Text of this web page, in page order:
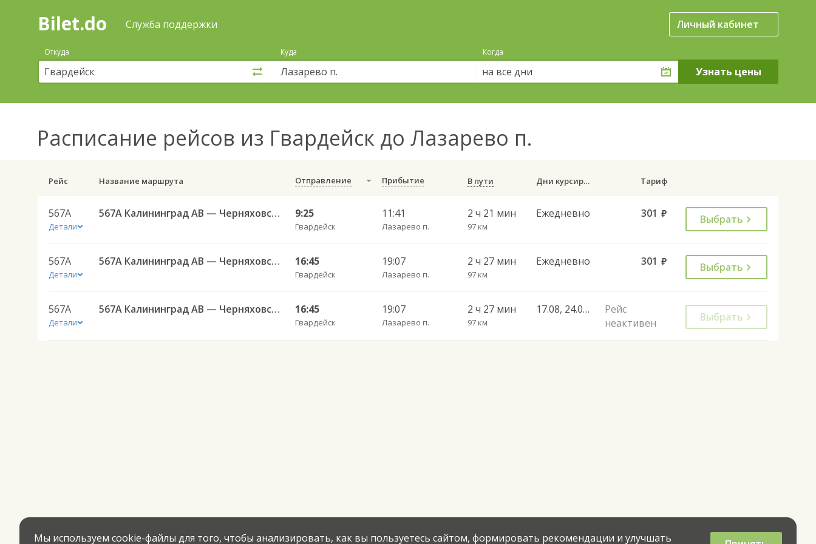
Поиск
покупка
билетов
автобус
онлайн
Bilet.do Служба поддержки Личный кабинет
Откуда Куда Когда
на все дни
Расписание рейсов из Гвардейск до Лазарево п.
Рейс Название маршрута Отправление Прибытие В пути Дни курсирования Тариф
567А
Детали
567А Калининград АВ — Черняховск АС ч/з Озерки п., Правдинск КДП, Железнодорожный КДП 9:25
Гвардейск
11:41
Лазарево п.
2 ч 21 мин
97 км
Ежедневно 301 руб. Выбрать
567А
Детали
567А Калининград АВ — Черняховск АС ч/з Озерки п., Правдинск КДП, Железнодорожный КДП 16:45
Гвардейск
19:07
Лазарево п.
2 ч 27 мин
97 км
Ежедневно 301 руб. Выбрать
567А
Детали
567А Калининград АВ — Черняховск АС ч/з Озерки п., Правдинск КДП, Железнодорожный КДП 16:45
Гвардейск
19:07
Лазарево п.
2 ч 27 мин
97 км
17.08, 24.08, 07.09
Рейс
неактивен
Выбрать
Мы используем cookie-файлы для того, чтобы анализировать, как вы пользуетесь сайтом, формировать рекомендации и улучшать